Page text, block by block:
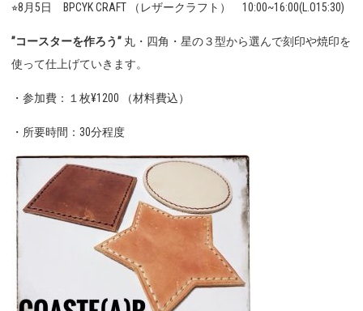
⭐︎8月5日 BPCYK CRAFT （レザークラフト） 10:00~16:00(L.O15:30)
”コースターを作ろう” 丸・四角・星の３型から選んで刻印や焼印を
使って仕上げていきます。
・参加費：１枚¥1200 （材料費込）
・所要時間：30分程度